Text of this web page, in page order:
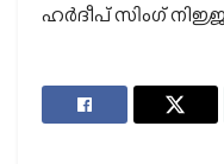
ഹർദീപ് സിംഗ്